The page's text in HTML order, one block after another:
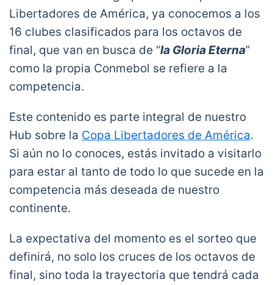
Libertadores de América, ya conocemos a los
16 clubes clasificados para los octavos de
final, que van en busca de “la Gloria Eterna”
como la propia Conmebol se refiere a la
competencia.
Este contenido es parte integral de nuestro
Hub sobre la Copa Libertadores de América.
Si aún no lo conoces, estás invitado a visitarlo
para estar al tanto de todo lo que sucede en la
competencia más deseada de nuestro
continente.
La expectativa del momento es el sorteo que
definirá, no solo los cruces de los octavos de
final, sino toda la trayectoria que tendrá cada